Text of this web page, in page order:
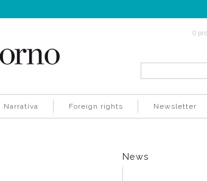
0
Narrativa Foreign rights Newsletter
News